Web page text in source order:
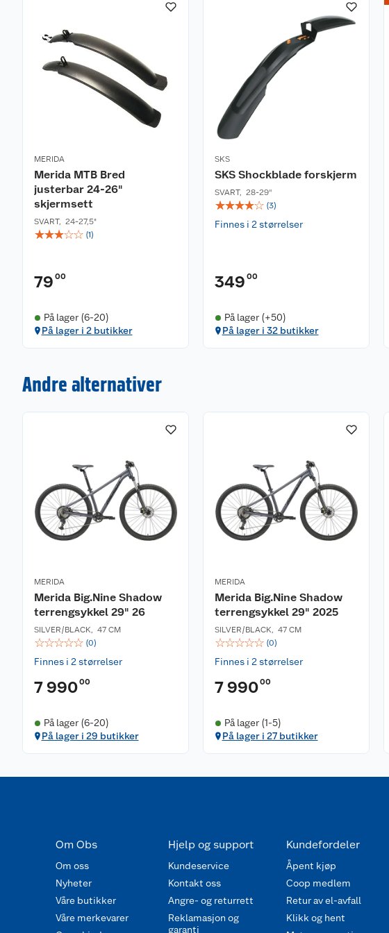
MERIDA
Merida MTB Bred
justerbar 24-26"
skjermsett
SVART, 24-27,5"
☆☆☆☆☆ (1)
79 00
På lager (6-20)
På lager i 2 butikker
SKS
SKS Shockblade forskjerm
SVART, 28-29''
☆☆☆☆☆ (3)
Finnes i 2 størrelser
349 00
På lager (+50)
På lager i 32 butikker
Andre alternativer
MERIDA
Merida Big.Nine Shadow
terrengsykkel 29" 26
SILVER/BLACK, 47 CM
☆☆☆☆☆ (0)
Finnes i 2 størrelser
7 99000
På lager (6-20)
På lager i 29 butikker
MERIDA
Merida Big.Nine Shadow
terrengsykkel 29" 2025
SILVER/BLACK, 47 CM
☆☆☆☆☆ (0)
Finnes i 2 størrelser
7 99000
På lager (1-5)
På lager i 27 butikker
Om Obs
Om oss
Nyheter
Våre butikker
Våre merkevarer
Hjelp og support
Kundeservice
Kontakt oss
Angre- og returrett
Reklamasjon og
garanti
Kundefordeler
Åpent kjøp
Coop medlem
Retur av el-avfall
Klikk og hent